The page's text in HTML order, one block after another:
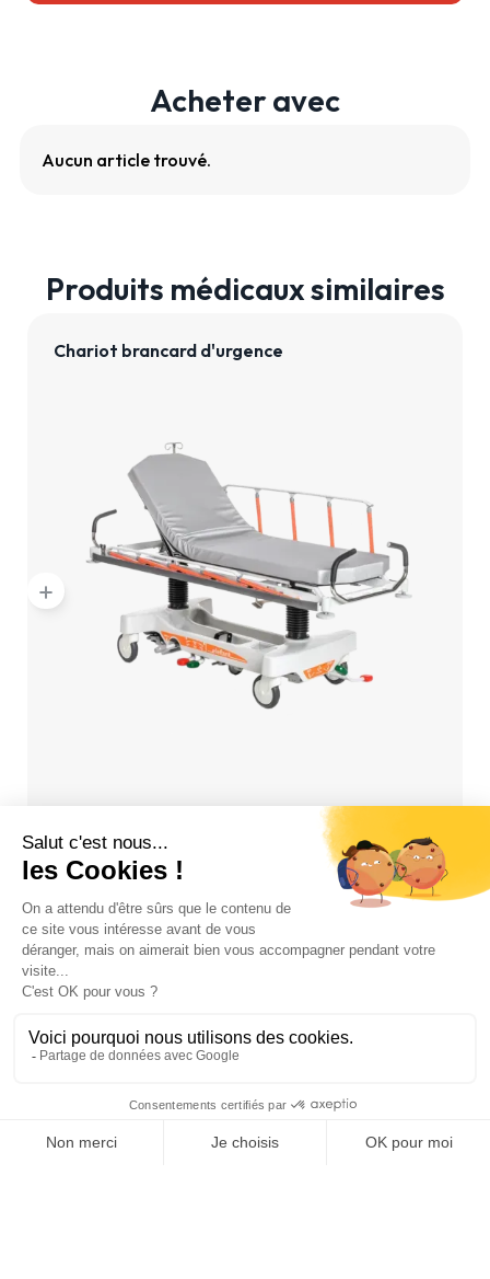
Acheter avec
Aucun article trouvé.
Produits médicaux similaires
Chariot brancard d'urgence
add
Chariot brancard pédiatrique